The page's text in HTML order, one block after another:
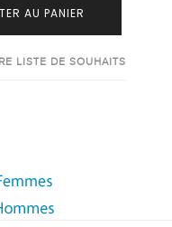
AU PANIER
LISTE DE SOUHAITS